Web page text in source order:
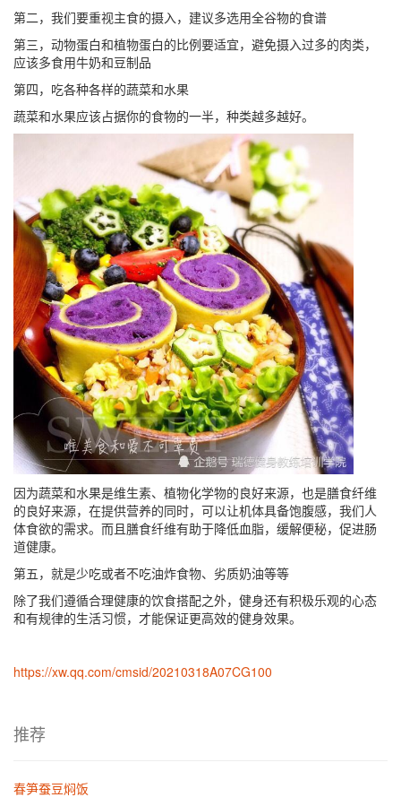
第二，我们要重视主食的摄入，建议多选用全谷物的食谱
第三，动物蛋白和植物蛋白的比例要适宜，避免摄入过多的肉类，
应该多食用牛奶和豆制品
第四，吃各种各样的蔬菜和水果
蔬菜和水果应该占据你的食物的一半，种类越多越好。
因为蔬菜和水果是维生素、植物化学物的良好来源，也是膳食纤维
的良好来源，在提供营养的同时，可以让机体具备饱腹感，我们人
体食欲的需求。而且膳食纤维有助于降低血脂，缓解便秘，促进肠
道健康。
第五，就是少吃或者不吃油炸食物、劣质奶油等等
除了我们遵循合理健康的饮食搭配之外，健身还有积极乐观的心态
和有规律的生活习惯，才能保证更高效的健身效果。
https://xw.qq.com/cmsid/20210318A07CG100
推荐
春笋蚕豆焖饭